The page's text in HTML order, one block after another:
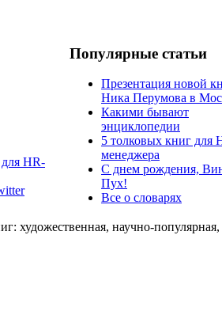
HR-
Популярные статьи
Презентация новой
Ника Перумова в
Какими бывают
энциклопедии
5 толковых книг для
менеджера
С днем рождения,
Пух!
Все о словарях
художественная, научно-